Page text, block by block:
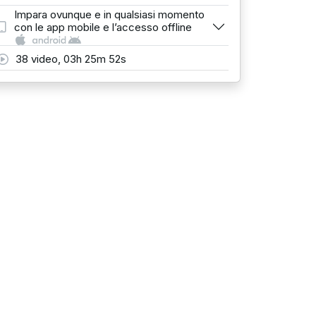
Impara ovunque e in qualsiasi momento
con le app mobile e l’accesso offline
38 video, 03h 25m 52s